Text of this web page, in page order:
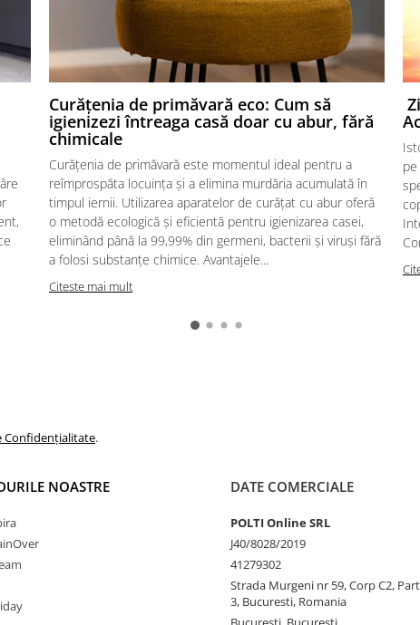
Curățenia de primăvară eco: Cum să
igienizezi întreaga casă doar cu abur, fără
chimicale
Curățenia de primăvară este momentul ideal pentru a
reîmprospăta locuința și a elimina murdăria acumulată în
timpul iernii. Utilizarea aparatelor de curățat cu abur oferă
o metodă ecologică și eficientă pentru igienizarea casei,
eliminând până la 99,99% din germeni, bacterii și viruși fără
a folosi substanțe chimice. Avantajele...
Citeste mai mult
Confidențialitate.
NOASTRE DATE COMERCIALE
POLTI Online SRL
J40/8028/2019
41279302
Strada Murgeni nr 59, Corp C2,
3, Bucuresti, Romania